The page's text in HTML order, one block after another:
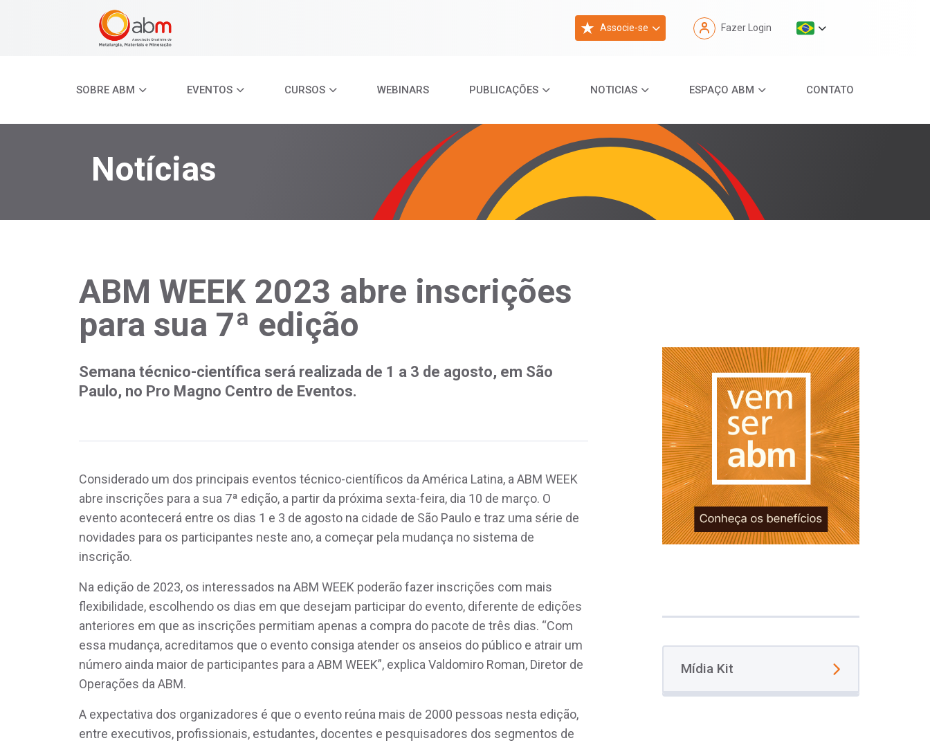
Associe-se Fazer Login
SOBRE ABM EVENTOS CURSOS WEBINARS PUBLICAÇÕES NOTICIAS ESPAÇO ABM CONTATO
Notícias
ABM WEEK 2023 abre inscrições
para sua 7ª edição
Semana técnico-científica será realizada de 1 a 3 de agosto, em São
Paulo, no Pro Magno Centro de Eventos.
Considerado um dos principais eventos técnico-científicos da América Latina, a ABM WEEK
abre inscrições para a sua 7ª edição, a partir da próxima sexta-feira, dia 10 de março. O
evento acontecerá entre os dias 1 e 3 de agosto na cidade de São Paulo e traz uma série de
novidades para os participantes neste ano, a começar pela mudança no sistema de
inscrição.
Na edição de 2023, os interessados na ABM WEEK poderão fazer inscrições com mais
flexibilidade, escolhendo os dias em que desejam participar do evento, diferente de edições
anteriores em que as inscrições permitiam apenas a compra do pacote de três dias. “Com
essa mudança, acreditamos que o evento consiga atender os anseios do público e atrair um
número ainda maior de participantes para a ABM WEEK”, explica Valdomiro Roman, Diretor de
Operações da ABM.
A expectativa dos organizadores é que o evento reúna mais de 2000 pessoas nesta edição,
entre executivos, profissionais, estudantes, docentes e pesquisadores dos segmentos de
Mídia Kit